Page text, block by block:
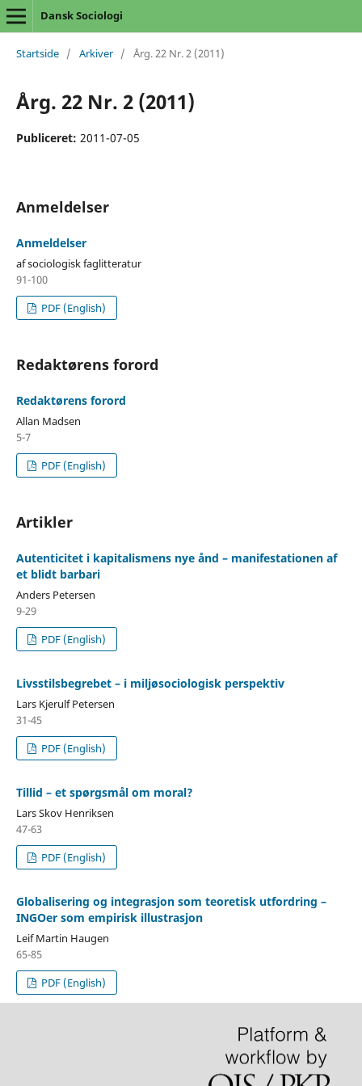
Dansk Sociologi
Startside / Arkiver / Årg. 22 Nr. 2 (2011)
Årg. 22 Nr. 2 (2011)
Publiceret: 2011-07-05
Anmeldelser
Anmeldelser
af sociologisk faglitteratur
91-100
PDF (English)
Redaktørens forord
Redaktørens forord
Allan Madsen
5-7
PDF (English)
Artikler
Autenticitet i kapitalismens nye ånd – manifestationen af
et blidt barbari
Anders Petersen
9-29
PDF (English)
Livsstilsbegrebet – i miljøsociologisk perspektiv
Lars Kjerulf Petersen
31-45
PDF (English)
Tillid – et spørgsmål om moral?
Lars Skov Henriksen
47-63
PDF (English)
Globalisering og integrasjon som teoretisk utfordring –
INGOer som empirisk illustrasjon
Leif Martin Haugen
65-85
PDF (English)